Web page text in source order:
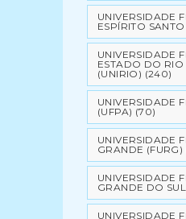
UNIVERSIDADE
ESPÍRITO SANTO
UNIVERSIDADE
ESTADO DO
(UNIRIO) (240)
UNIVERSIDADE
(UFPA) (70)
UNIVERSIDADE
GRANDE (FURG)
UNIVERSIDADE
GRANDE DO
UNIVERSIDADE